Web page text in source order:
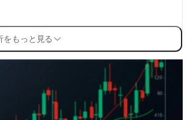
をもっと見る